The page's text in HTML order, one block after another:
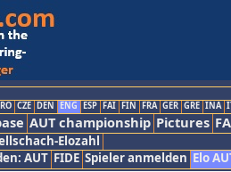
CZE DEN ENG ESP FAI FIN FRA GER GRE INA
AUT championship Pictures
Elozahl
AUT FIDE Spieler anmelden Elo